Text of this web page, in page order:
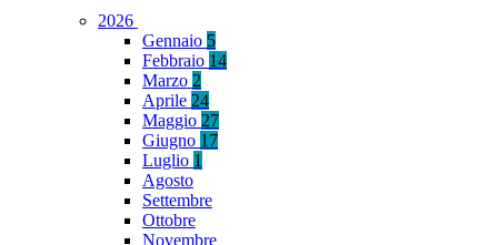
2026
Gennaio 5
Febbraio 14
Marzo 2
Aprile 24
Maggio 27
Giugno 17
Luglio 1
Agosto
Settembre
Ottobre
Novembre